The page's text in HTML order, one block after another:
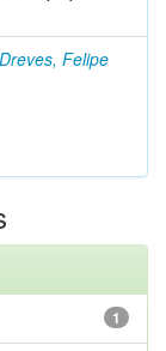
Dreves, Felipe
1